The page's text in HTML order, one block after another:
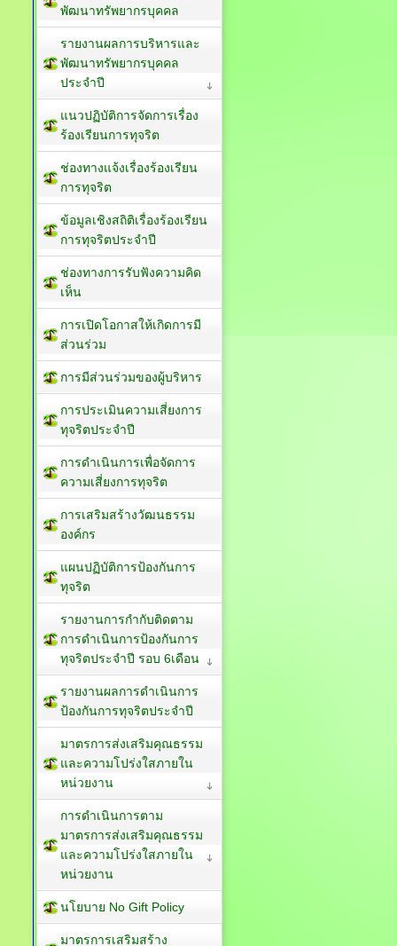
พัฒนาทรัพยากรบุคคล
รายงานผลการบริหารและ
พัฒนาทรัพยากรบุคคล
ประจำปี
แนวปฏิบัติการจัดการเรื่อง
ร้องเรียนการทุจริต
ช่องทางแจ้งเรื่องร้องเรียน
การทุจริต
ข้อมูลเชิงสถิติเรื่องร้องเรียน
การทุจริตประจำปี
ช่องทางการรับฟังความคิด
เห็น
การเปิดโอกาสให้เกิดการมี
ส่วนร่วม
การมีส่วนร่วมของผู้บริหาร
การประเมินความเสี่ยงการ
ทุจริตประจำปี
การดำเนินการเพื่อจัดการ
ความเสี่ยงการทุจริต
การเสริมสร้างวัฒนธรรม
องค์กร
แผนปฏิบัติการป้องกันการ
ทุจริต
รายงานการกำกับติดตาม
การดำเนินการป้องกันการ
ทุจริตประจำปี รอบ 6เดือน
รายงานผลการดำเนินการ
ป้องกันการทุจริตประจำปี
มาตรการส่งเสริมคุณธรรม
และความโปร่งใสภายใน
หน่วยงาน
การดำเนินการตาม
มาตรการส่งเสริมคุณธรรม
และความโปร่งใสภายใน
หน่วยงาน
นโยบาย No Gift Policy
มาตรการเสริมสร้าง